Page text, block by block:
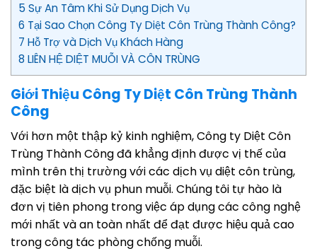
5 Sự An Tâm Khi Sử Dụng Dịch Vụ
6 Tại Sao Chọn Công Ty Diệt Côn Trùng Thành Công?
7 Hỗ Trợ và Dịch Vụ Khách Hàng
8 LIÊN HỆ DIỆT MUỖI VÀ CÔN TRÙNG
Giới Thiệu Công Ty Diệt Côn Trùng Thành
Công
Với hơn một thập kỷ kinh nghiệm, Công ty Diệt Côn
Trùng Thành Công đã khẳng định được vị thế của
mình trên thị trường với các dịch vụ diệt côn trùng,
đặc biệt là dịch vụ phun muỗi. Chúng tôi tự hào là
đơn vị tiên phong trong việc áp dụng các công nghệ
mới nhất và an toàn nhất để đạt được hiệu quả cao
trong công tác phòng chống muỗi.